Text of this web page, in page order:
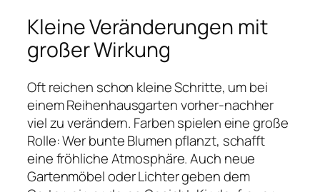
Kleine Veränderungen mit
großer Wirkung
Oft reichen schon kleine Schritte, um bei
einem Reihenhausgarten vorher-nachher
viel zu verändern. Farben spielen eine große
Rolle: Wer bunte Blumen pflanzt, schafft
eine fröhliche Atmosphäre. Auch neue
Gartenmöbel oder Lichter geben dem